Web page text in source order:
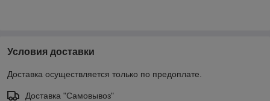
Условия доставки
Доставка осуществляется только по предоплате.
Доставка "Самовывоз"